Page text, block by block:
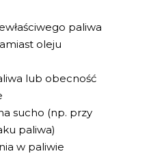
paliwa
oleju
lub obecność
sucho (np. przy
paliwa)
w paliwie